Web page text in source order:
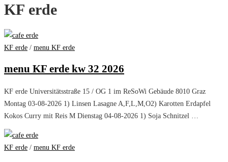
KF erde
KF erde / menu KF erde
menu KF erde kw 32 2026
KF erde Universitätsstraße 15 / OG 1 im ReSoWi Gebäude 8010 Graz
Montag 03-08-2026 1) Linsen Lasagne A,F,L,M,O2) Karotten Erdapfel
Kokos Curry mit Reis M Dienstag 04-08-2026 1) Soja Schnitzel …
KF erde / menu KF erde